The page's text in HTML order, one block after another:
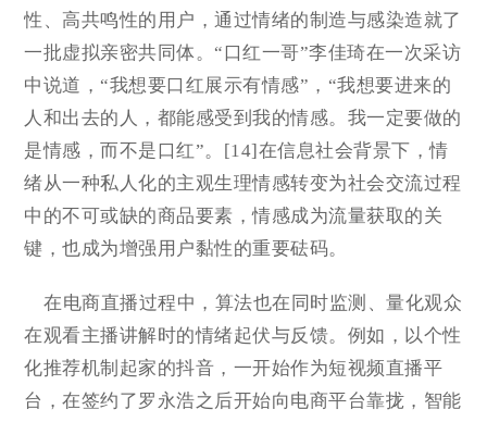
性、高共鸣性的用户，通过情绪的制造与感染造就了
一批虚拟亲密共同体。“口红一哥”李佳琦在一次采访
中说道，“我想要口红展示有情感”，“我想要进来的
人和出去的人，都能感受到我的情感。我一定要做的
是情感，而不是口红”。[14]在信息社会背景下，情
绪从一种私人化的主观生理情感转变为社会交流过程
中的不可或缺的商品要素，情感成为流量获取的关
键，也成为增强用户黏性的重要砝码。
在电商直播过程中，算法也在同时监测、量化观众
在观看主播讲解时的情绪起伏与反馈。例如，以个性
化推荐机制起家的抖音，一开始作为短视频直播平
台，在签约了罗永浩之后开始向电商平台靠拢，智能